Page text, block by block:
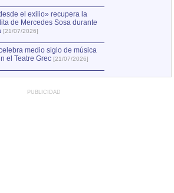
el exilio» recupera la
de Mercedes Sosa durante
[21/07/2026]
medio siglo de música
el Teatre Grec [21/07/2026]
PUBLICIDAD